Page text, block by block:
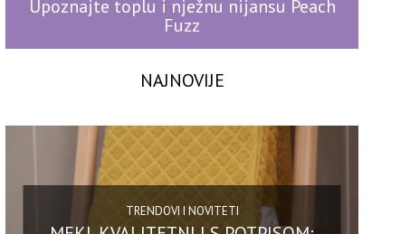
Upoznajte toplu i nježnu nijansu Peach
Fuzz
NAJNOVIJE
TRENDOVI I NOVITETI